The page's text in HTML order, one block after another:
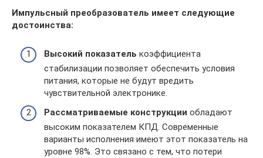
Импульсный преобразователь имеет следующие
достоинства:
Высокий показатель коэффициента
стабилизации позволяет обеспечить условия
питания, которые не будут вредить
чувствительной электронике.
Рассматриваемые конструкции обладают
высоким показателем КПД. Современные
варианты исполнения имеют этот показатель на
уровне 98%. Это связано с тем, что потери